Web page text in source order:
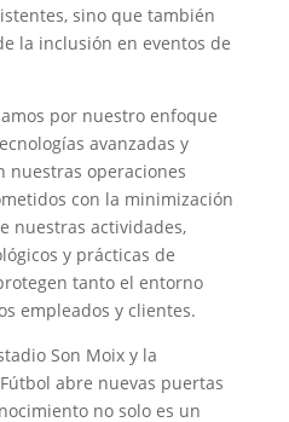
sino que también
la inclusión en eventos de
por nuestro enfoque
avanzadas y
nuestras operaciones
con la minimización
nuestras actividades,
y prácticas de
tanto el entorno
empleados y clientes.
Son Moix y la
abre nuevas puertas
no solo es un